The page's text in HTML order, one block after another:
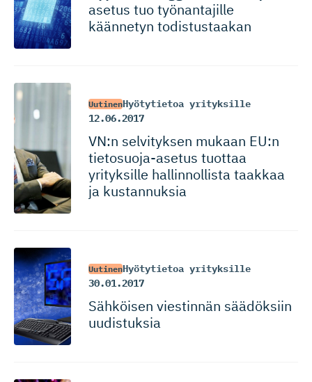
asetus tuo työnantajille
käännetyn todistustaakan
UutinenHyötytietoa yrityksille
12.06.2017
VN:n selvityksen mukaan EU:n
tietosuoja-asetus tuottaa
yrityksille hallinnollista taakkaa
ja kustannuksia
UutinenHyötytietoa yrityksille
30.01.2017
Sähköisen viestinnän säädöksiin
uudistuksia